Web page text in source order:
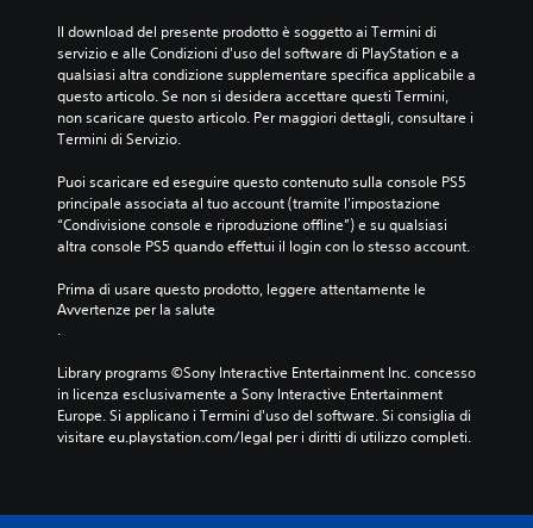
Il download del presente prodotto è soggetto ai Termini di
servizio e alle Condizioni d'uso del software di PlayStation e a
qualsiasi altra condizione supplementare specifica applicabile a
questo articolo. Se non si desidera accettare questi Termini,
non scaricare questo articolo. Per maggiori dettagli, consultare i
Termini di Servizio.
Puoi scaricare ed eseguire questo contenuto sulla console PS5
principale associata al tuo account (tramite l'impostazione
“Condivisione console e riproduzione offline”) e su qualsiasi
altra console PS5 quando effettui il login con lo stesso account.
Prima di usare questo prodotto, leggere attentamente le
Avvertenze per la salute
.
Library programs ©Sony Interactive Entertainment Inc. concesso
in licenza esclusivamente a Sony Interactive Entertainment
Europe. Si applicano i Termini d'uso del software. Si consiglia di
visitare eu.playstation.com/legal per i diritti di utilizzo completi.